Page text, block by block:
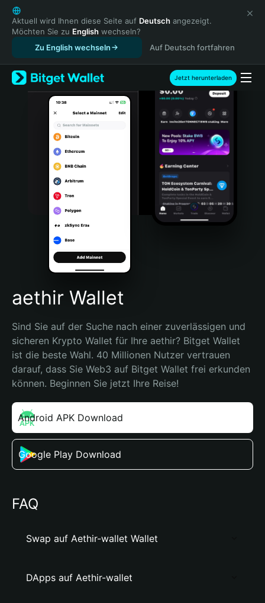
English
日本語
Tiếng Việt
Русский
Español (Latinoamérica)
Türkçe
Italiano
Português (Portugal)
Bahasa Indonesia
Português (Brasil)
Español (Argentina)
Aktuell wird Ihnen diese Seite auf Deutsch angezeigt.
Möchten Sie zu English wechseln?
Zu English wechseln
Auf Deutsch fortfahren
Jetzt herunterladen
aethir Wallet
Sind Sie auf der Suche nach einer zuverlässigen und
sicheren Krypto Wallet für Ihre aethir? Bitget Wallet
ist die beste Wahl. 40 Millionen Nutzer vertrauen
darauf, dass Sie Web3 auf Bitget Wallet frei erkunden
können. Beginnen Sie jetzt Ihre Reise!
Android APK Download
Google Play Download
FAQ
Swap auf Aethir-wallet Wallet
DApps auf Aethir-wallet